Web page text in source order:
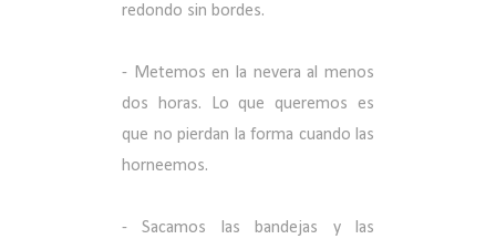
redondo sin bordes.
- Metemos en la nevera al menos
dos horas. Lo que queremos es
que no pierdan la forma cuando las
horneemos.
- Sacamos las bandejas y las